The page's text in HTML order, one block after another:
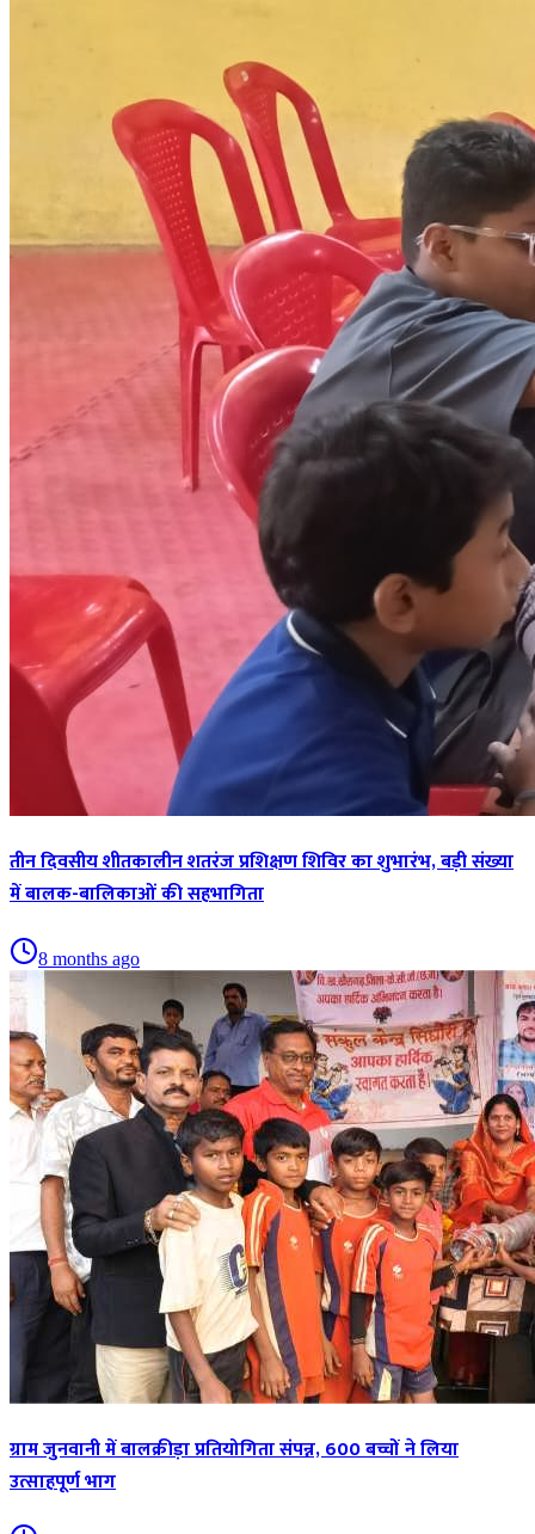
तीन दिवसीय शीतकालीन शतरंज प्रशिक्षण शिविर का शुभारंभ, बड़ी संख्या
में बालक-बालिकाओं की सहभागिता
8 months ago
ग्राम जुनवानी में बालक्रीड़ा प्रतियोगिता संपन्न, 600 बच्चों ने लिया
उत्साहपूर्ण भाग